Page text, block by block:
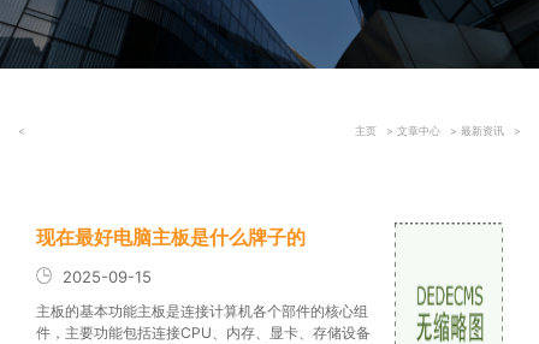
< 主页 > 文章中心 > 最新资讯 >
现在最好电脑主板是什么牌子的
2025-09-15
主板的基本功能主板是连接计算机各个部件的核心组
件，主要功能包括连接CPU、内存、显卡、存储设备